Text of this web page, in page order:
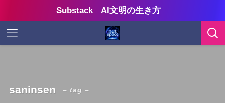
Substack AI文明の生き方
saninsen – tag –